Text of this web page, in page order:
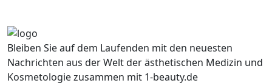
Bleiben Sie auf dem Laufenden mit den neuesten
Nachrichten aus der Welt der ästhetischen Medizin und
Kosmetologie zusammen mit 1-beauty.de